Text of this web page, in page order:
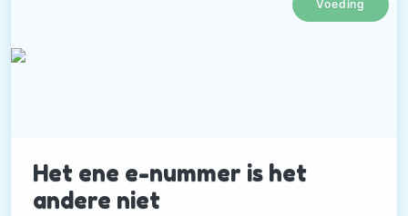
Voeding
Het ene e-nummer is het
andere niet